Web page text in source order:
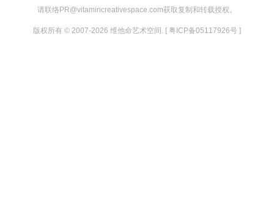
请联络PR@vitamincreativespace.com获取复制和转载授权。
版权所有 © 2007-2026 维他命艺术空间. [ 粤ICP备05117926号 ]